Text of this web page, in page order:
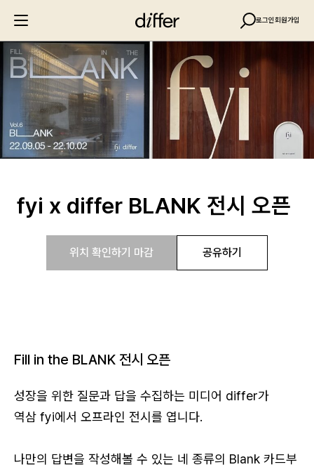
로그인회원가입
fyi x differ BLANK 전시 오픈
위치 확인하기 마감 공유하기
Fill in the BLANK 전시 오픈
성장을 위한 질문과 답을 수집하는 미디어 differ가
역삼 fyi에서 오프라인 전시를 엽니다.
나만의 답변을 작성해볼 수 있는 네 종류의 Blank 카드부